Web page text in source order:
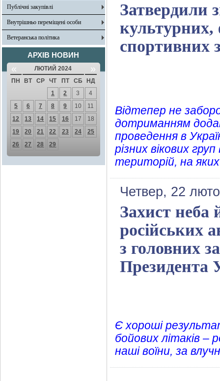
Публічні закупівлі
Внутрішньо переміщені особи
Ветеранська політика
АРХІВ НОВИН
« ЛЮТИЙ 2024 »
ПН ВТ СР ЧТ ПТ СБ
НД
1
2 3
4
5
6 7 8 9 10
11
12
13 14 15 16 17
18
19
20 21 22 23 24
25
26
27 28 29
Затвердили
культурних,
спортивних
Відтепер не
дотриманням
проведення в
різних вікових
територій, на яких
Четвер, 22
Захист неба
російських
з головних
Президента
Є хороші
бойових літаків –
наші воїни, за